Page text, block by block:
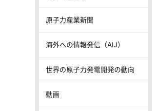
原子力産業新聞
海外への情報発信（AIJ）
世界の原子力発電開発の動向
動画